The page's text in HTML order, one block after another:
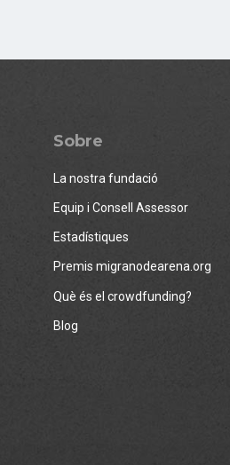
Sobre
La nostra fundació
Equip i Consell Assessor
Estadístiques
Premis migranodearena.org
Què és el crowdfunding?
Blog